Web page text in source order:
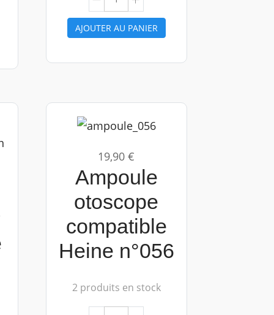
AJOUTER AU PANIER
19,90 €
Ampoule
otoscope
compatible
Heine n°056
2 produits en stock